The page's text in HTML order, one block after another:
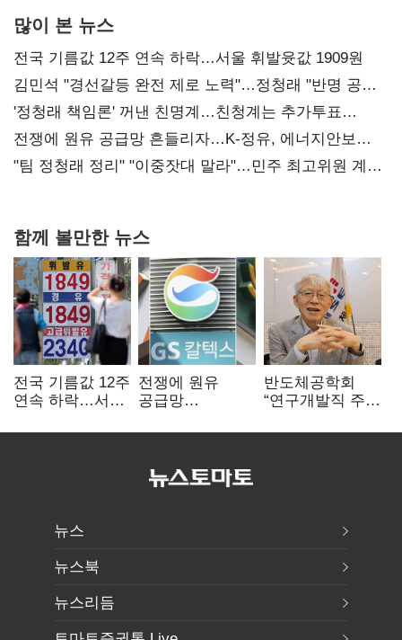
많이 본 뉴스
전국 기름값 12주 연속 하락…서울 휘발윳값 1909원
김민석 "경선갈등 완전 제로 노력"…정청래 "반명 공세
사과부터"
'정청래 책임론' 꺼낸 친명계…친청계는 추가투표
때리기
전쟁에 원유 공급망 흔들리자…K-정유, 에너지안보
핵심으로 재부상
"팀 정청래 정리" "이중잣대 말라"…민주 최고위원 계파
함께 볼만한 뉴스
전국 기름값 12주
연속 하락…서울
전쟁에 원유
공급망
정유, 에너지안보
반도체공학회
“연구개발직 주
개선해야”
뉴스
뉴스북
뉴스리듬